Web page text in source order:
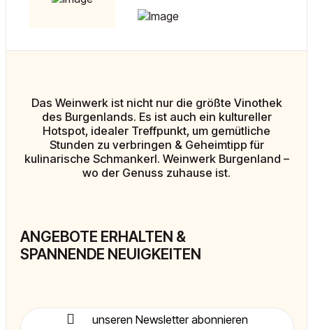
Das Weinwerk ist nicht nur die größte Vinothek
des Burgenlands. Es ist auch ein kultureller
Hotspot, idealer Treffpunkt, um gemütliche
Stunden zu verbringen & Geheimtipp für
kulinarische Schmankerl. Weinwerk Burgenland –
wo der Genuss zuhause ist.
ANGEBOTE ERHALTEN &
SPANNENDE NEUIGKEITEN
unseren Newsletter abonnieren